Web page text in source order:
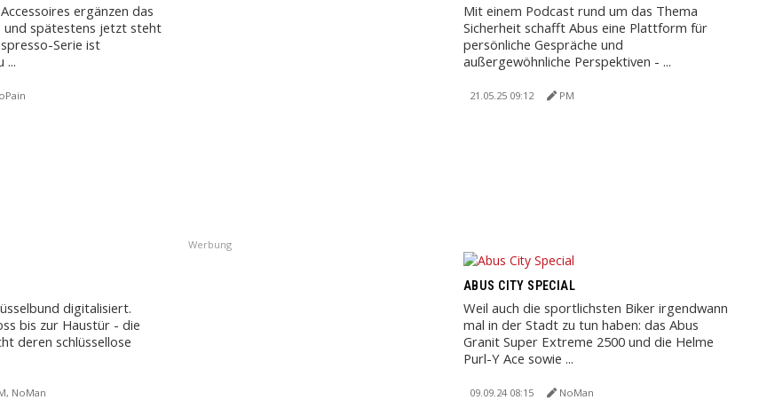
ergänzen das
und spätestens jetzt steht
Serie ist
...
Mit einem Podcast rund um das Thema
Sicherheit schafft Abus eine Plattform für
persönliche Gespräche und
außergewöhnliche Perspektiven - ...
21.05.25 09:12 PM
digitalisiert.
bis zur Haustür - die
deren schlüssellose
NoMan
Werbung
ABUS CITY SPECIAL
Weil auch die sportlichsten Biker irgendwann
mal in der Stadt zu tun haben: das Abus
Granit Super Extreme 2500 und die Helme
Purl-Y Ace sowie ...
09.09.24 08:15 NoMan